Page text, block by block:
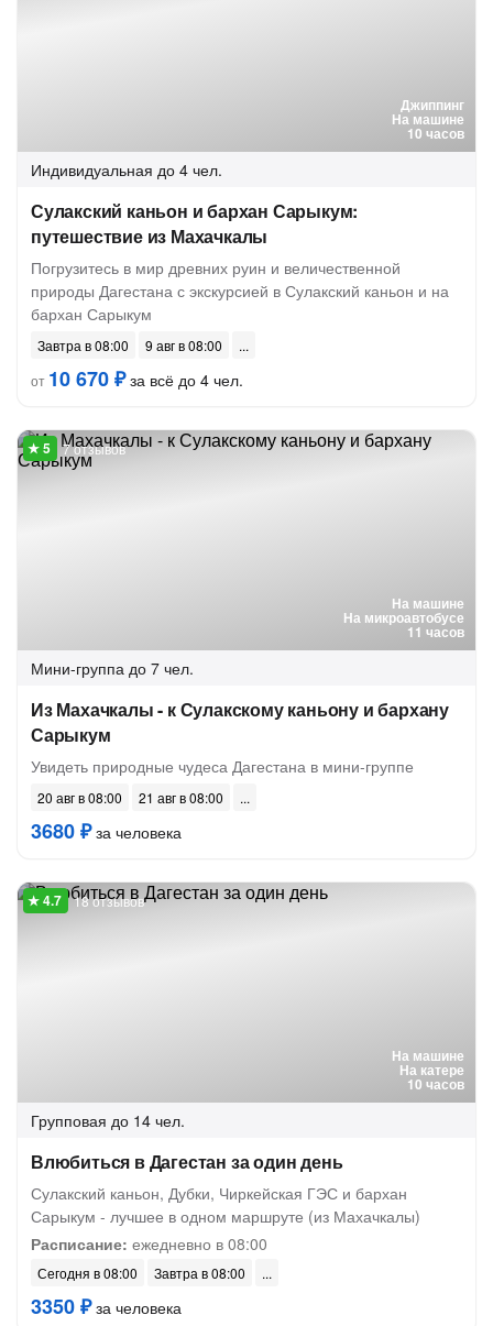
Джиппинг
На машине
10 часов
Индивидуальная до 4 чел.
Сулакский каньон и бархан Сарыкум:
путешествие из Махачкалы
Погрузитесь в мир древних руин и величественной
природы Дагестана с экскурсией в Сулакский каньон и на
бархан Сарыкум
Завтра в 08:00
9 авг в 08:00
от 10 670 ₽за всё до 4 чел.
На машине
На микроавтобусе
11 часов
7 отзывов
Мини-группа до 7 чел.
Из Махачкалы - к Сулакскому каньону и бархану
Сарыкум
Увидеть природные чудеса Дагестана в мини-группе
20 авг в 08:00 21 авг в 08:00
3680 ₽за человека
На машине
На катере
10 часов
18 отзывов
Групповая до 14 чел.
Влюбиться в Дагестан за один день
Сулакский каньон, Дубки, Чиркейская ГЭС и бархан
Сарыкум - лучшее в одном маршруте (из Махачкалы)
Расписание: ежедневно в 08:00
Сегодня в 08:00 Завтра в 08:00
3350 ₽за человека